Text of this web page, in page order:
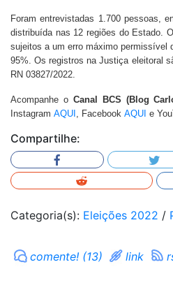
Foram entrevistadas 1.700 pessoas,
distribuída nas 12 regiões do Estado.
sujeitos a um erro máximo permissível
95%. Os registros na Justiça eleitoral
RN 03827/2022.
Acompanhe o Canal BCS (Blog
Instagram AQUI , Facebook AQUI e
Compartilhe:
Categoria(s): Eleições 2022 /
comente! (13) link